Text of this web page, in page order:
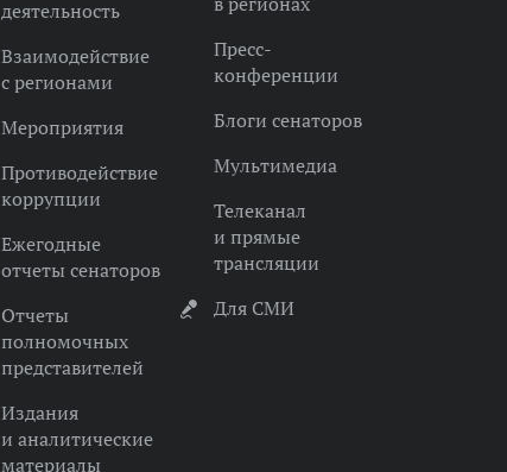
деятельность
Взаимодействие
с регионами
Мероприятия
Противодействие
коррупции
Ежегодные
отчеты сенаторов
Отчеты
полномочных
представителей
Издания
и аналитические
материалы
Пресс-
конференции
Блоги сенаторов
Мультимедиа
Телеканал
и прямые
трансляции
Для СМИ